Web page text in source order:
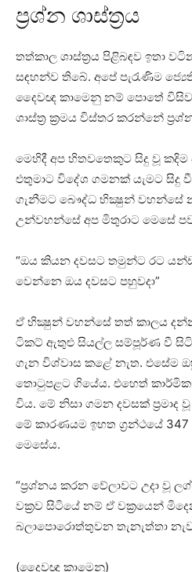
ප්‍රශ්න ශාස්‌ත්‍රය
තත්කාල ශාස්‌ත්‍රය පිළිබඳව ඉතා
සඳහන්ව තිබේ. අපේ පැරැණිම
දෛවඥ කාමෙනු නම් පොතේ
ශාස්‌ත්‍ර ක්‍රමය විස්‌තර කරන්නේ
මෙහිදී අප හිතවතෙකුට සිදු වූ
එතුමාට විදේශ ගමනක්‌ යැමට සිදු
ගැනීමට බෞද්ධ භික්‍ෂුන් වහන්සේ
උන්වහන්සේ අප මිතුරාට මෙසේ
“ඔය කියන දවසට තමුන්ට රට
වෙන්නෙ ඔය දවසට පහුවදා”
ඒ භික්‍ෂුන් වහන්සේ තත් කාලය
ටිකට්‌ ඇතුළු සියල්ල සම්පූර්ණ වී සිටි
ගැන විශ්වාස කළේ නැත. එසේම
තොටුපළට ගියේය. එහෙත් කාර්මික
විය. මේ නිසා ගමන දවසක්‌ ප්‍රමාද
මේ කාරණයම ඉහත ග්‍රන්ථයේ
මෙසේය.
“ප්‍රශ්නය කරන වේලාවට උදා වූ
වක්‍රව සිටියේ නම් ඒ වක්‍රයෙන්
බලාපොරොත්තුවන තැනැත්තා
(දෛවඥ කාමෙනු)